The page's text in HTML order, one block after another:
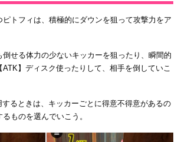
トフィは、積極的にダウンを狙って攻撃力をア
せる体力の少ないキッカーを狙ったり、瞬間的
】ディスク使ったりして、相手を倒していこ
するときは、キッカーごとに得意不得意があるの
ものを選んでいこう。